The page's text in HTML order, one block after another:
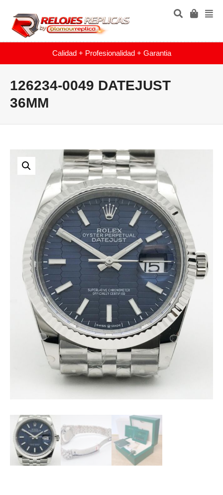
Calidad + Profesionalidad + Garantia
126234-0049 DATEJUST
36MM